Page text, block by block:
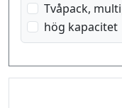
Tvåpack,
hög kapacitet